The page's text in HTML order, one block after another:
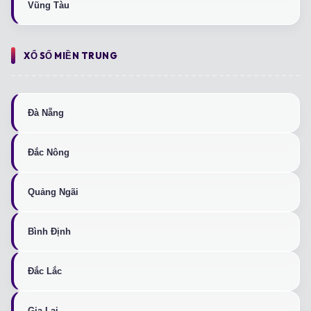
Vũng Tàu
XỔ SỐ MIỀN TRUNG
Đà Nẵng
Đắc Nông
Quảng Ngãi
Bình Định
Đắc Lắc